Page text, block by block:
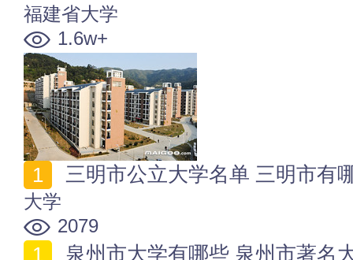
福建省大学
1.6w+
三明市公立大学名单 三明市有
大学
2079